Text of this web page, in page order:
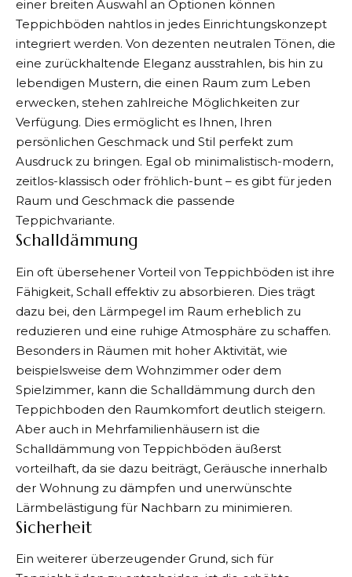
einer breiten Auswahl an Optionen können
Teppichböden nahtlos in jedes Einrichtungskonzept
integriert werden. Von dezenten neutralen Tönen, die
eine zurückhaltende Eleganz ausstrahlen, bis hin zu
lebendigen Mustern, die einen Raum zum Leben
erwecken, stehen zahlreiche Möglichkeiten zur
Verfügung. Dies ermöglicht es Ihnen, Ihren
persönlichen Geschmack und Stil perfekt zum
Ausdruck zu bringen. Egal ob minimalistisch-modern,
zeitlos-klassisch oder fröhlich-bunt – es gibt für jeden
Raum und Geschmack die passende
Teppichvariante.
Schalldämmung
Ein oft übersehener Vorteil von Teppichböden ist ihre
Fähigkeit, Schall effektiv zu absorbieren. Dies trägt
dazu bei, den Lärmpegel im Raum erheblich zu
reduzieren und eine ruhige Atmosphäre zu schaffen.
Besonders in Räumen mit hoher Aktivität, wie
beispielsweise dem Wohnzimmer oder dem
Spielzimmer, kann die Schalldämmung durch den
Teppichboden den Raumkomfort deutlich steigern.
Aber auch in Mehrfamilienhäusern ist die
Schalldämmung von Teppichböden äußerst
vorteilhaft, da sie dazu beiträgt, Geräusche innerhalb
der Wohnung zu dämpfen und unerwünschte
Lärmbelästigung für Nachbarn zu minimieren.
Sicherheit
Ein weiterer überzeugender Grund, sich für